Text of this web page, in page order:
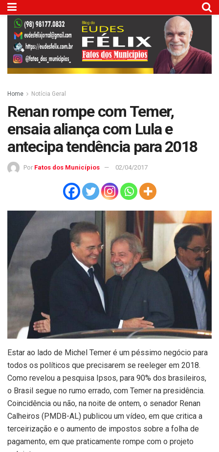
Home Notícia Geral
Renan rompe com Temer,
ensaia aliança com Lula e
antecipa tendência para 2018
Por Fatos dos Municípios 02/04/2017
Estar ao lado de Michel Temer é um péssimo negócio para
todos os políticos que precisarem se reeleger em 2018.
Como revelou a pesquisa Ipsos, para 90% dos brasileiros,
o Brasil segue no rumo errado, com Temer na presidência.
Coincidência ou não, na noite de ontem, o senador Renan
Calheiros (PMDB-AL) publicou um vídeo, em que critica a
terceirização e o aumento de impostos sobre a folha de
pagamento, em que praticamente rompe com o projeto